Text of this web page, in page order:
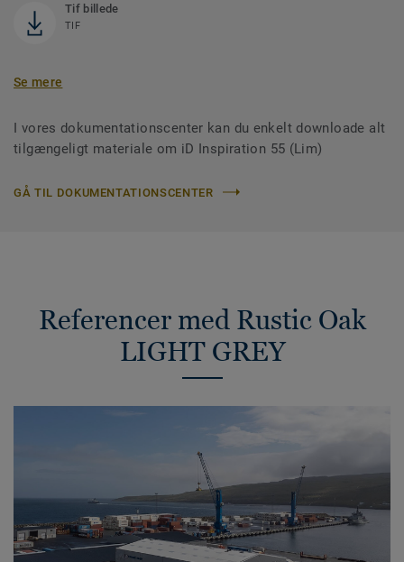
Tif billede
TIF
Se mere
I vores dokumentationscenter kan du enkelt downloade alt
tilgængeligt materiale om iD Inspiration 55 (Lim)
GÅ TIL DOKUMENTATIONSCENTER
Referencer med Rustic Oak
LIGHT GREY